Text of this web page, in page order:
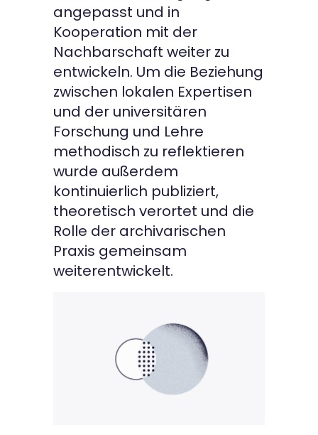
angepasst und in
Kooperation mit der
Nachbarschaft weiter zu
entwickeln. Um die Beziehung
zwischen lokalen Expertisen
und der universitären
Forschung und Lehre
methodisch zu reflektieren
wurde außerdem
kontinuierlich publiziert,
theoretisch verortet und die
Rolle der archivarischen
Praxis gemeinsam
weiterentwickelt.